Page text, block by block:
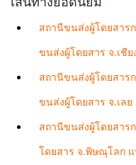
สถานีขนส่งผู้โดยสาร
ขนส่งผู้โดยสาร จ.เชี
สถานีขนส่งผู้โดยสาร
ขนส่งผู้โดยสาร จ.เลย
สถานีขนส่งผู้โดยสาร
โดยสาร จ.พิษณุโลก แ